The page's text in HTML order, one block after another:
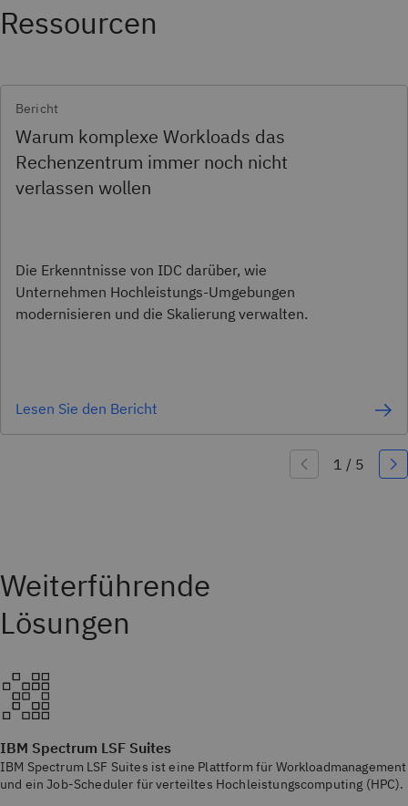
Ressourcen
Bericht
Warum komplexe Workloads das
Rechenzentrum immer noch nicht
verlassen wollen
Die Erkenntnisse von IDC darüber, wie
Unternehmen Hochleistungs-Umgebungen
modernisieren und die Skalierung verwalten.
Lesen Sie den Bericht
IBM Spectrum LSF Suites
IBM Spectrum LSF Suites ist eine Plattform für Workloadmanagement
und ein Job-Scheduler für verteiltes Hochleistungscomputing (HPC).